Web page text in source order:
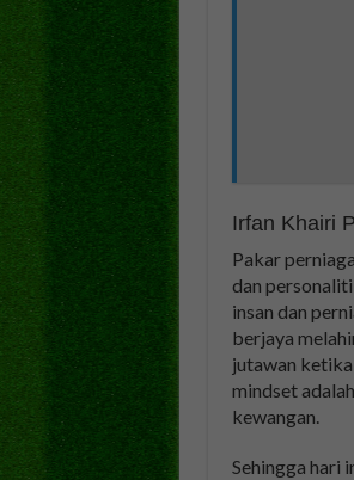
Irfan Khairi
Pakar
dan
insan dan
berjaya
jutawan
mindset
kewangan.
Sehingga hari